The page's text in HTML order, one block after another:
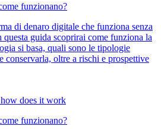
funzionano?
di denaro digitale che funziona senza
guida scoprirai come funziona la
si basa, quali sono le tipologie
conservarla, oltre a rischi e prospettive
funzionano?